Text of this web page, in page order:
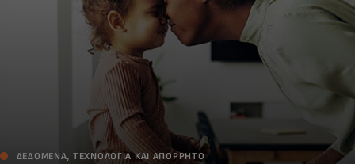
ΔΕΔΟΜΕΝΑ, ΤΕΧΝΟΛΟΓΙΑ ΚΑΙ ΑΠΟΡΡΗΤΟ